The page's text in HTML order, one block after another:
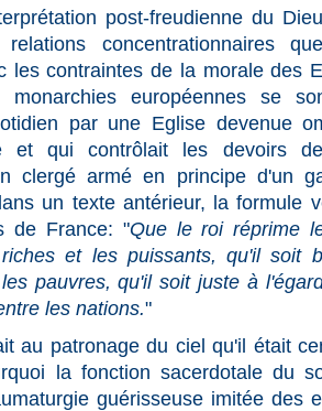
post-freudienne du
concentrationnaires
les contraintes de la morale des
européennes se
par une Eglise devenue
et qui contrôlait les devoirs
clergé armé en principe d'un
un texte antérieur, la formule
de France: "Que le roi réprime
et les puissants, qu'il soit
pauvres, qu'il soit juste à
les nations."
au patronage du ciel qu'il était
la fonction sacerdotale du
guérisseuse imitée des